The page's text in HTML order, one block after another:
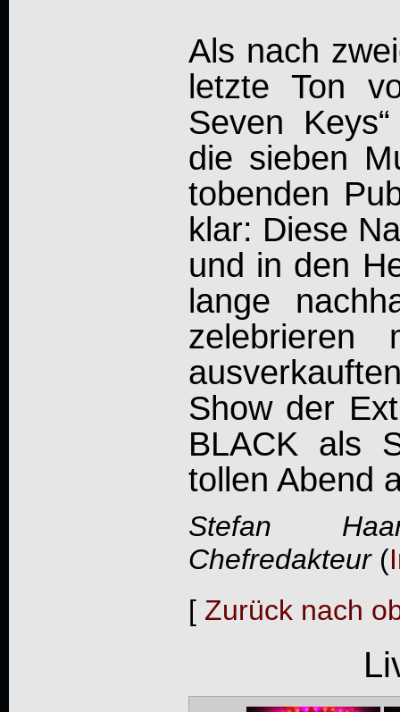
Als nach
letzte Ton
Seven
die sieben
tobenden
klar: Diese
und in den
lange
Show der
BLACK als
tollen Abend
Stefan
Chefredakteur(
[ Zurück nach